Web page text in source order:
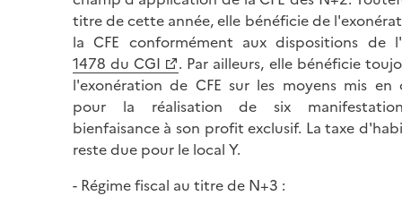
titre de cette année, elle bénéficie de
la CFE conformément aux dispositions de l'
1478 du CGI
. Par ailleurs, elle bénéficie
l'exonération de CFE sur les moyens mis
pour la réalisation de six
bienfaisance à son profit exclusif. La taxe
reste due pour le local Y.
Régime fiscal au titre de N+3 :